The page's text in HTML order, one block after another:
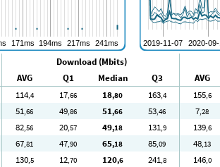
Download (Mbits)
AVG Q1 Median Q3 AVG
114,4 17,66 18,80 163,4 155,6
51,66 49,86 51,66 53,46 7,28
82,56 20,57 49,18 131,9 139,6
67,81 47,90 65,18 85,09 48,13
130,5 12,70 120,6 241,8 146,0